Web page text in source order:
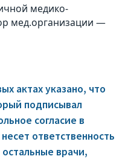
медико-
мед.организации —
актах указано, что
подписывал
согласие в
ответственность
врачи,